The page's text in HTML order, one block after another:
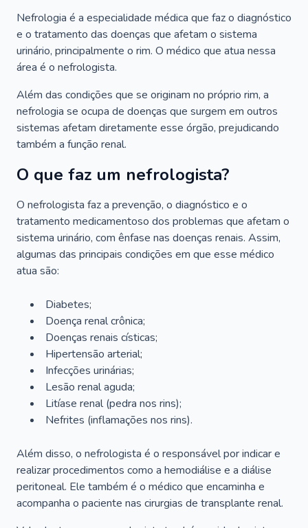
Nefrologia é a especialidade médica que faz o diagnóstico
e o tratamento das doenças que afetam o sistema
urinário, principalmente o rim. O médico que atua nessa
área é o nefrologista.
Além das condições que se originam no próprio rim, a
nefrologia se ocupa de doenças que surgem em outros
sistemas afetam diretamente esse órgão, prejudicando
também a função renal.
O que faz um nefrologista?
O nefrologista faz a prevenção, o diagnóstico e o
tratamento medicamentoso dos problemas que afetam o
sistema urinário, com ênfase nas doenças renais. Assim,
algumas das principais condições em que esse médico
atua são:
Diabetes;
Doença renal crônica;
Doenças renais císticas;
Hipertensão arterial;
Infecções urinárias;
Lesão renal aguda;
Litíase renal (pedra nos rins);
Nefrites (inflamações nos rins).
Além disso, o nefrologista é o responsável por indicar e
realizar procedimentos como a hemodiálise e a diálise
peritoneal. Ele também é o médico que encaminha e
acompanha o paciente nas cirurgias de transplante renal.